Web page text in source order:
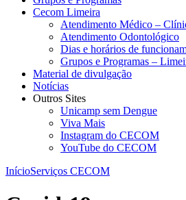
Cecom Limeira
Atendimento Médico –
Atendimento Odontológico
Dias e horários de
Grupos e Programas –
Material de divulgação
Notícias
Outros Sites
Unicamp sem Dengue
Viva Mais
Instagram do CECOM
YouTube do CECOM
InícioServiços CECOM